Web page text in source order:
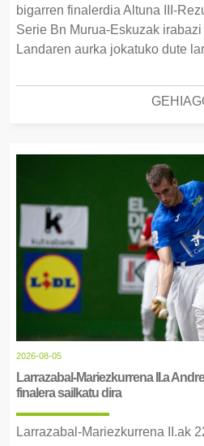
bigarren finalerdia Altuna III-
Serie Bn Murua-Eskuzak
Landaren aurka jokatuko dute
2026-08-05
Larrazabal-Mariezkurrena II.a
finalera sailkatu dira
Larrazabal-Mariezkurrena II.ak